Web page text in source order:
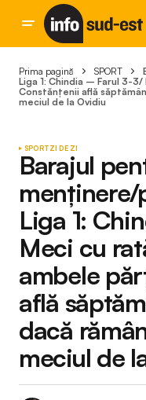
Prima pagină SPORT
Liga 1: Chindia – Farul 3-
Constănțenii află
meciul de la Ovidiu
SPORTZI DE ZI
Barajul
menținere/
Liga 1:
Meci cu
ambele
află
dacă
meciul de